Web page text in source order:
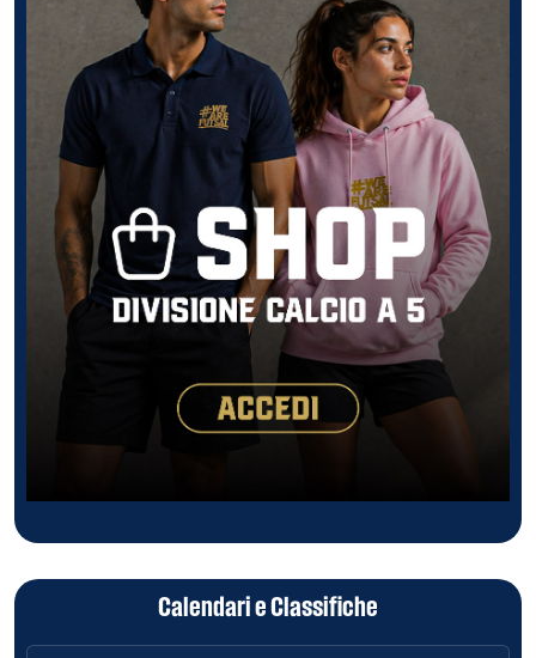
Calendari e Classifiche